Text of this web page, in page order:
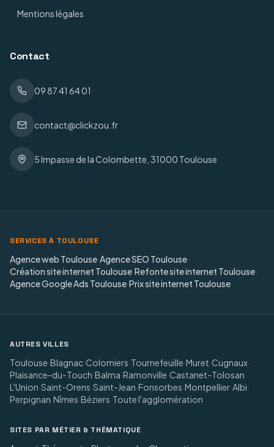
Mentions légales
Contact
09 87 41 64 01
contact@clickzou.fr
5 Impasse de la Colombette, 31000 Toulouse
SERVICES À TOULOUSE
Agence web Toulouse·Agence SEO Toulouse·
Création site internet Toulouse·Refonte site internet Toulouse·
Agence Google Ads Toulouse·Prix site internet Toulouse
AUTRES VILLES
Toulouse·Blagnac·Colomiers·Tournefeuille·Muret·Cugnaux·
Plaisance-du-Touch·Balma·Ramonville·Castanet-Tolosan·
L'Union·Saint-Orens·Saint-Jean·Fonsorbes·Montpellier·Albi·
Perpignan·Nîmes·Béziers·Toute l'agglomération
SITES PAR MÉTIER & THÉMATIQUE